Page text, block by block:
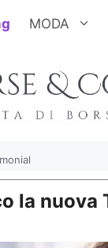
MODA
la nuova